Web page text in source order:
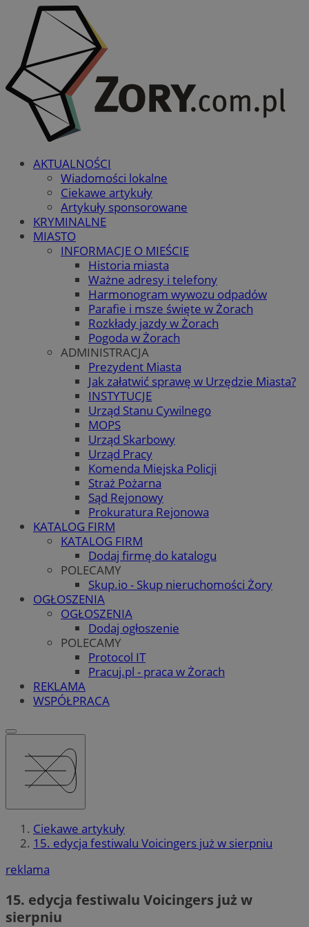
AKTUALNOŚCI
Wiadomości lokalne
Ciekawe artykuły
Artykuły sponsorowane
KRYMINALNE
MIASTO
INFORMACJE O MIEŚCIE
Historia miasta
Ważne adresy i telefony
Harmonogram wywozu odpadów
Parafie i msze święte w Żorach
Rozkłady jazdy w Żorach
Pogoda w Żorach
ADMINISTRACJA
Prezydent Miasta
Jak załatwić sprawę w Urzędzie Miasta?
INSTYTUCJE
Urząd Stanu Cywilnego
MOPS
Urząd Skarbowy
Urząd Pracy
Komenda Miejska Policji
Straż Pożarna
Sąd Rejonowy
Prokuratura Rejonowa
KATALOG FIRM
KATALOG FIRM
Dodaj firmę do katalogu
POLECAMY
Skup.io - Skup nieruchomości Żory
OGŁOSZENIA
OGŁOSZENIA
Dodaj ogłoszenie
POLECAMY
Protocol IT
Pracuj.pl - praca w Żorach
REKLAMA
WSPÓŁPRACA
Ciekawe artykuły
15. edycja festiwalu Voicingers już w sierpniu
reklama
15. edycja festiwalu Voicingers już w
sierpniu